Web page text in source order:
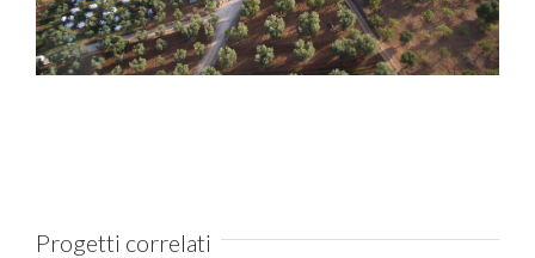
Progetti correlati